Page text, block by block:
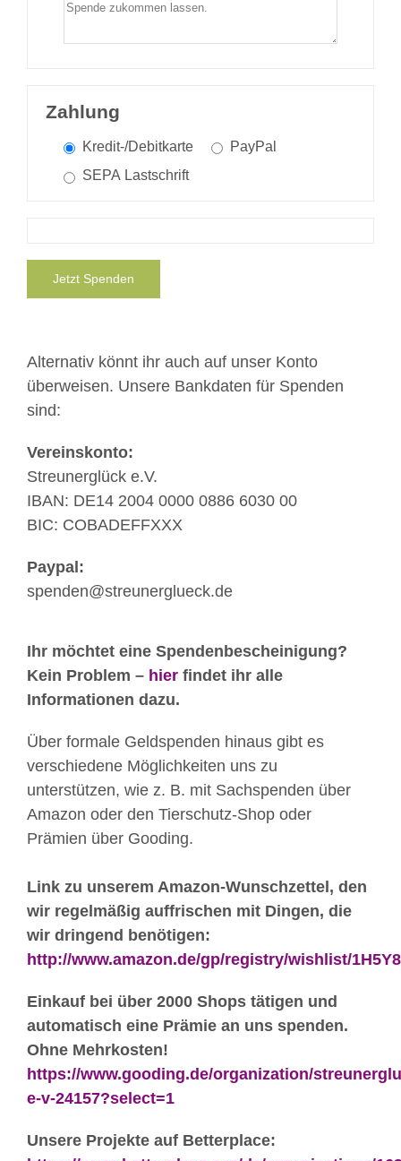
Zahlung
Kredit-/Debitkarte
PayPal
SEPA Lastschrift
Jetzt Spenden
Alternativ könnt ihr auch auf unser Konto
überweisen. Unsere Bankdaten für Spenden
sind:
Vereinskonto:
Streunerglück e.V.
IBAN: DE14 2004 0000 0886 6030 00
BIC: COBADEFFXXX
Paypal:
spenden@streunerglueck.de
Ihr möchtet eine Spendenbescheinigung?
Kein Problem – hier findet ihr alle
Informationen dazu.
Über formale Geldspenden hinaus gibt es
verschiedene Möglichkeiten uns zu
unterstützen, wie z. B. mit Sachspenden über
Amazon oder den Tierschutz-Shop oder
Prämien über Gooding.
Link zu unserem Amazon-Wunschzettel, den
wir regelmäßig auffrischen mit Dingen, die
wir dringend benötigen:
http://www.amazon.de/gp/registry/wishlist/
Einkauf bei über 2000 Shops tätigen und
automatisch eine Prämie an uns spenden.
Ohne Mehrkosten!
https://www.gooding.de/organization/
e-v-24157?select=1
Unsere Projekte auf Betterplace: